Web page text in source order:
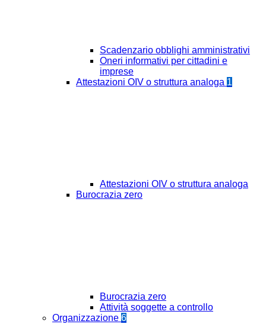
Scadenzario obblighi amministrativi
Oneri informativi per cittadini e
imprese
Attestazioni OIV o struttura analoga 1
Attestazioni OIV o struttura analoga
Burocrazia zero
Burocrazia zero
Attività soggette a controllo
Organizzazione 6